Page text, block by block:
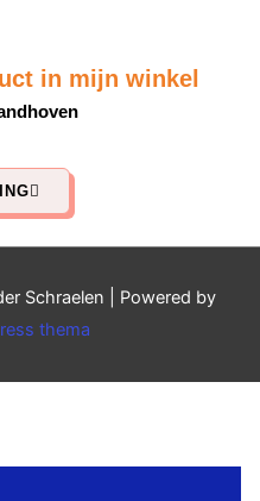
in mijn winkel
Schraelen | Powered by
thema